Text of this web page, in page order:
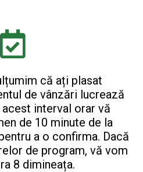
că ați plasat
de vânzări lucrează
acest interval orar vă
de 10 minute de la
a o confirma. Dacă
de program, vă vom
8 dimineața.